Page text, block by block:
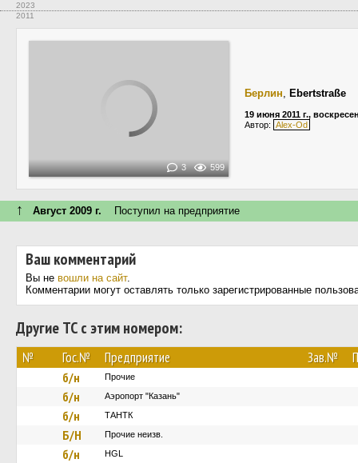
2023
2011
3 599
Берлин, Ebertstraße
19 июня 2011 г.,
Автор: Alex-Od
↑ Август 2009 г. Поступил на предприятие
Ваш комментарий
Вы не вошли на сайт.
Комментарии могут оставлять только зарегистрированные
Другие ТС с этим номером:
№ Гос.№ Предприятие Зав.№
б/н Прочие
б/н Аэропорт "Казань"
б/н ТАНТК
Б/Н Прочие неизв.
б/н HGL